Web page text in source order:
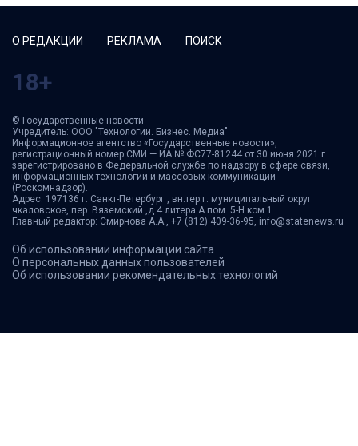
О РЕДАКЦИИ РЕКЛАМА ПОИСК
18+
© Государственные новости
Учредитель: ООО "Технологии. Бизнес. Медиа"
Информационное агентство «Государственные новости»,
регистрационный номер СМИ — ИА № ФС77-81244 от 30 июня 2021 г
зарегистрировано в Федеральной службе по надзору в сфере связи,
информационных технологий и массовых коммуникаций
(Роскомнадзор).
Адрес: 197136 г. Санкт-Петербург , вн.тер.г. муниципальный округ
чкаловское, пер. Вяземский ,д.4 литера А пом. 5-Н ком.1
Главный редактор: Смирнова А.А., +7 (812) 409-36-95, info@statenews.ru
Об использовании информации сайта
О персональных данных пользователей
Об использовании рекомендательных технологий